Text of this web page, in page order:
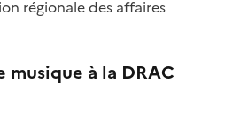
régionale des affaires
à la DRAC